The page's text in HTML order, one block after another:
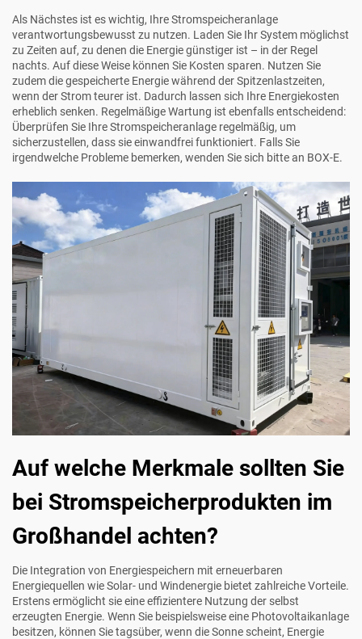
Als Nächstes ist es wichtig, Ihre Stromspeicheranlage
verantwortungsbewusst zu nutzen. Laden Sie Ihr System möglichst
zu Zeiten auf, zu denen die Energie günstiger ist – in der Regel
nachts. Auf diese Weise können Sie Kosten sparen. Nutzen Sie
zudem die gespeicherte Energie während der Spitzenlastzeiten,
wenn der Strom teurer ist. Dadurch lassen sich Ihre Energiekosten
erheblich senken. Regelmäßige Wartung ist ebenfalls entscheidend:
Überprüfen Sie Ihre Stromspeicheranlage regelmäßig, um
sicherzustellen, dass sie einwandfrei funktioniert. Falls Sie
irgendwelche Probleme bemerken, wenden Sie sich bitte an BOX-E.
Auf welche Merkmale sollten Sie
bei Stromspeicherprodukten im
Großhandel achten?
Die Integration von Energiespeichern mit erneuerbaren
Energiequellen wie Solar- und Windenergie bietet zahlreiche Vorteile.
Erstens ermöglicht sie eine effizientere Nutzung der selbst
erzeugten Energie. Wenn Sie beispielsweise eine Photovoltaikanlage
besitzen, können Sie tagsüber, wenn die Sonne scheint, Energie